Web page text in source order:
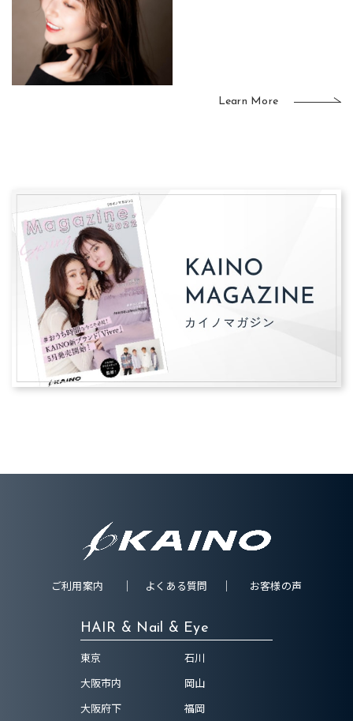
Learn More
ご利用案内 よくある質問 お客様の声
HAIR & Nail & Eye
東京
大阪市内
大阪府下
石川
岡山
福岡